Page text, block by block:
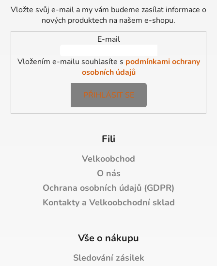
Vložte svůj e-mail a my vám budeme zasílat informace o
nových produktech na našem e-shopu.
E-mail
Vložením e-mailu souhlasíte s podmínkami ochrany
osobních údajů
PŘIHLÁSIT SE
Fili
Velkoobchod
O nás
Ochrana osobních údajů (GDPR)
Kontakty a Velkoobchodní sklad
Vše o nákupu
Sledování zásilek